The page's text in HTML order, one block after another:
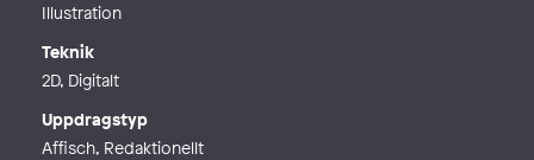
Illustration
Teknik
2D, Digitalt
Uppdragstyp
Affisch, Redaktionellt